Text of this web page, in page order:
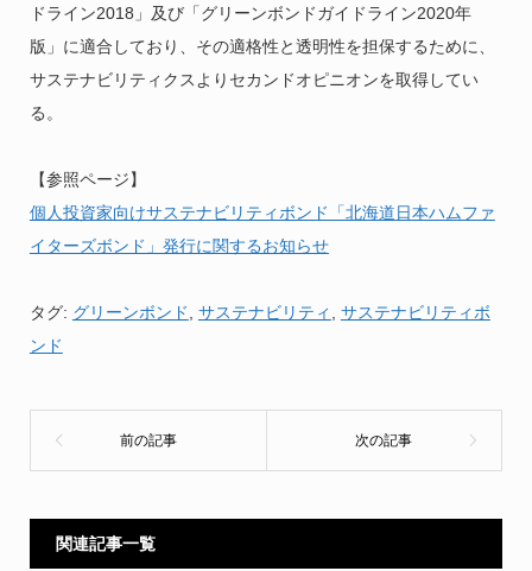
ドライン2018」及び「グリーンボンドガイドライン2020年
版」に適合しており、その適格性と透明性を担保するために、
サステナビリティクスよりセカンドオピニオンを取得してい
る。
【参照ページ】
個人投資家向けサステナビリティボンド「北海道日本ハムファ
イターズボンド」発行に関するお知らせ
タグ: グリーンボンド サステナビリティ
サステナビリティボ
ンド
関連記事一覧